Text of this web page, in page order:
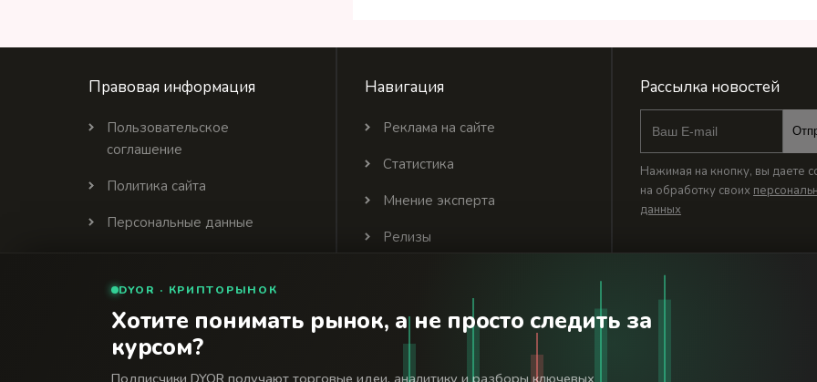
Правовая информация
Пользовательское
соглашение
Политика сайта
Персональные данные
Партнеры
Навигация
Реклама на сайте
Статистика
Мнение эксперта
Релизы
Рассылка новостей
Нажимая на кнопку, вы даете
на обработку своих
данных
© 2026 Финансовый интернет-портал «Банки Сегодня». Используя сайт BanksToday.net вы соглашаетесь с
DYOR · КРИПТОРЫНОК
Хотите понимать рынок, а не просто следить за
курсом?
Подписчики DYOR получают торговые идеи, аналитику и разборы ключевых